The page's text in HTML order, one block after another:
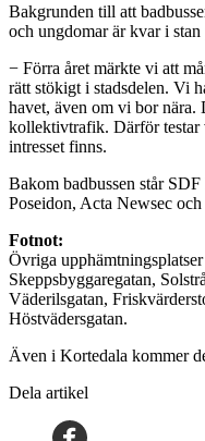
Bakgrunden till att
och ungdomar är kvar i stan
− Förra året märkte vi att
rätt stökigt i stadsdelen. Vi
havet, även om vi bor nära.
kollektivtrafik. Därför testar
intresset finns.
Bakom badbussen står
Poseidon, Acta Newsec
Fotnot:
Övriga
Skeppsbyggaregatan,
Väderilsgatan,
Höstvädersgatan.
Även i Kortedala kommer
Dela artikel